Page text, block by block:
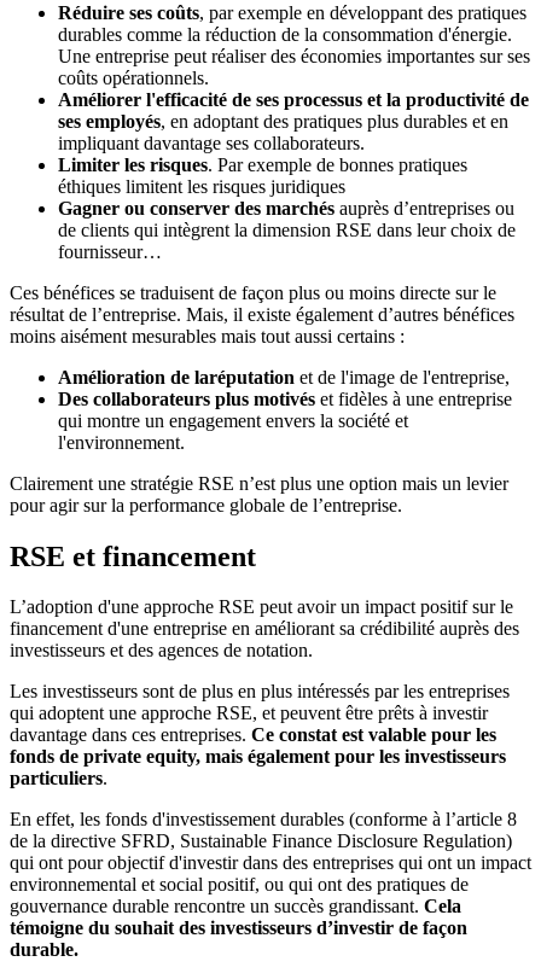
Réduire ses coûts, par exemple en développant des pratiques
durables comme la réduction de la consommation d'énergie.
Une entreprise peut réaliser des économies importantes sur ses
coûts opérationnels.
Améliorer l'efficacité de ses processus et la productivité de
ses employés, en adoptant des pratiques plus durables et en
impliquant davantage ses collaborateurs.
Limiter les risques. Par exemple de bonnes pratiques
éthiques limitent les risques juridiques
Gagner ou conserver des marchés auprès d’entreprises ou
de clients qui intègrent la dimension RSE dans leur choix de
fournisseur…
Ces bénéfices se traduisent de façon plus ou moins directe sur le
résultat de l’entreprise. Mais, il existe également d’autres bénéfices
moins aisément mesurables mais tout aussi certains :
Amélioration de laréputation et de l'image de l'entreprise,
Des collaborateurs plus motivés et fidèles à une entreprise
qui montre un engagement envers la société et
l'environnement.
Clairement une stratégie RSE n’est plus une option mais un levier
pour agir sur la performance globale de l’entreprise.
RSE et financement
L’adoption d'une approche RSE peut avoir un impact positif sur le
financement d'une entreprise en améliorant sa crédibilité auprès des
investisseurs et des agences de notation.
Les investisseurs sont de plus en plus intéressés par les entreprises
qui adoptent une approche RSE, et peuvent être prêts à investir
davantage dans ces entreprises. Ce constat est valable pour les
fonds de private equity, mais également pour les investisseurs
particuliers.
En effet, les fonds d'investissement durables (conforme à l’article 8
de la directive SFRD, Sustainable Finance Disclosure Regulation)
qui ont pour objectif d'investir dans des entreprises qui ont un impact
environnemental et social positif, ou qui ont des pratiques de
gouvernance durable rencontre un succès grandissant. Cela
témoigne du souhait des investisseurs d’investir de façon
durable.